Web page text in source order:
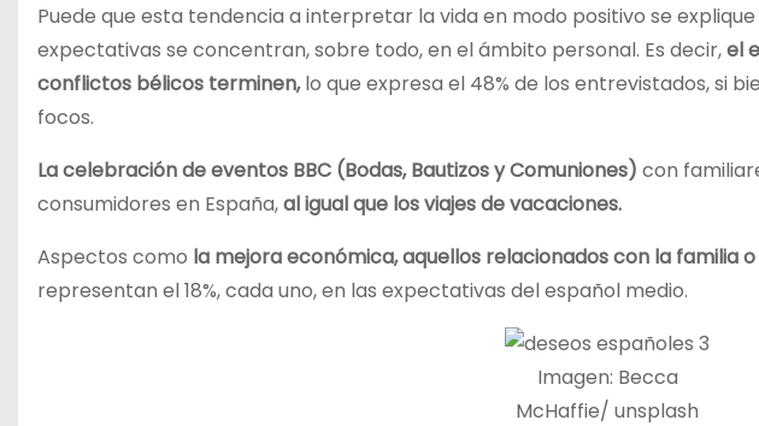
Puede que esta tendencia a interpretar la vida en modo positivo se
expectativas se concentran, sobre todo, en el ámbito personal. Es decir,el
conflictos bélicos terminen,lo que expresa el 48% de los entrevistados, si
focos.
La celebración de eventos BBC (Bodas, Bautizos y Comuniones) con
consumidores en España,al igual que los viajes de vacaciones.
Aspectos como la mejora económica, aquellos relacionados con la familia
representan el 18%, cada uno, en las expectativas del español medio.
Imagen: Becca
McHaffie/ unsplash